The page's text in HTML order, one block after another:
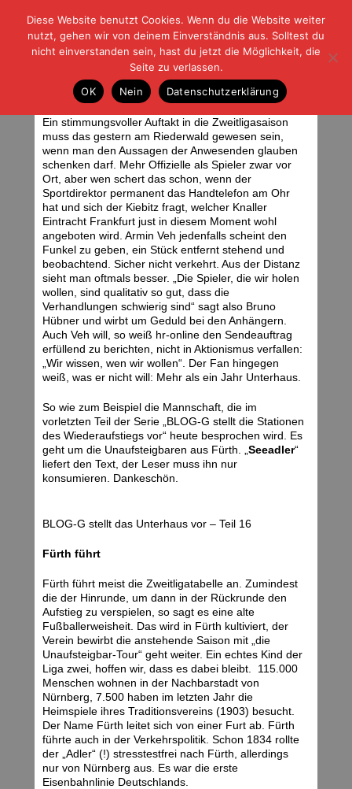
| | |BLOG-GFußball und der Rest
HOME|REGELN|IMPRESSUM |DATENSCHUTZ
Eile mit Weile
Sonntag, 12.06.11 | 06:26 Uhr
Ein stimmungsvoller Auftakt in die Zweitligasaison
muss das gestern am Riederwald gewesen sein,
wenn man den Aussagen der Anwesenden glauben
schenken darf. Mehr Offizielle als Spieler zwar vor
Ort, aber wen schert das schon, wenn der
Sportdirektor permanent das Handtelefon am Ohr
hat und sich der Kiebitz fragt, welcher Knaller
Eintracht Frankfurt just in diesem Moment wohl
angeboten wird. Armin Veh jedenfalls scheint den
Funkel zu geben, ein Stück entfernt stehend und
beobachtend. Sicher nicht verkehrt. Aus der Distanz
sieht man oftmals besser. „Die Spieler, die wir holen
wollen, sind qualitativ so gut, dass die
Verhandlungen schwierig sind“ sagt also Bruno
Hübner und wirbt um Geduld bei den Anhängern.
Auch Veh will, so weiß hr-online den Sendeauftrag
erfüllend zu berichten, nicht in Aktionismus verfallen:
„Wir wissen, wen wir wollen“. Der Fan hingegen
weiß, was er nicht will: Mehr als ein Jahr Unterhaus.
So wie zum Beispiel die Mannschaft, die im
vorletzten Teil der Serie „BLOG-G stellt die Stationen
des Wiederaufstiegs vor“ heute besprochen wird. Es
geht um die Unaufsteigbaren aus Fürth. „ Seeadler“
liefert den Text, der Leser muss ihn nur
konsumieren. Dankeschön.
BLOG-G stellt das Unterhaus vor – Teil 16
Fürth führt
Fürth führt meist die Zweitligatabelle an. Zumindest
die der Hinrunde, um dann in der Rückrunde den
Aufstieg zu verspielen, so sagt es eine alte
Fußballerweisheit. Das wird in Fürth kultiviert, der
Verein bewirbt die anstehende Saison mit „die
Unaufsteigbar-Tour“ geht weiter. Ein echtes Kind der
Liga zwei, hoffen wir, dass es dabei bleibt. 115.000
Menschen wohnen in der Nachbarstadt von
Nürnberg, 7.500 haben im letzten Jahr die
Heimspiele ihres Traditionsvereins (1903) besucht.
Der Name Fürth leitet sich von einer Furt ab. Fürth
führte auch in der Verkehrspolitik. Schon 1834 rollte
der „Adler“ (!) stresstestfrei nach Fürth, allerdings
nur von Nürnberg aus. Es war die erste
Eisenbahnlinie Deutschlands.
Diese Website benutzt Cookies. Wenn du die Website weiter
nutzt, gehen wir von deinem Einverständnis aus. Solltest du
nicht einverstanden sein, hast du jetzt die Möglichkeit, die
Seite zu verlassen.
OK
Nein Datenschutzerklärung